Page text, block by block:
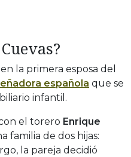
la primera esposa del
española que se
infantil.
el torero Enrique
familia de dos hijas:
la pareja decidió